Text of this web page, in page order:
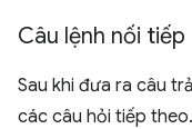
Câu lệnh nối tiếp
Sau khi đưa ra câu
các câu hỏi tiếp